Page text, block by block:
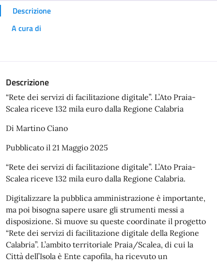
Descrizione
A cura di
Descrizione
“Rete dei servizi di facilitazione digitale”. L’Ato Praia-
Scalea riceve 132 mila euro dalla Regione Calabria
Di Martino Ciano
Pubblicato il 21 Maggio 2025
“Rete dei servizi di facilitazione digitale”. L’Ato Praia-
Scalea riceve 132 mila euro dalla Regione Calabria.
Digitalizzare la pubblica amministrazione è importante,
ma poi bisogna sapere usare gli strumenti messi a
disposizione. Si muove su queste coordinate il progetto
“Rete dei servizi di facilitazione digitale della Regione
Calabria”. L’ambito territoriale Praia/Scalea, di cui la
Città dell’Isola è Ente capofila, ha ricevuto un